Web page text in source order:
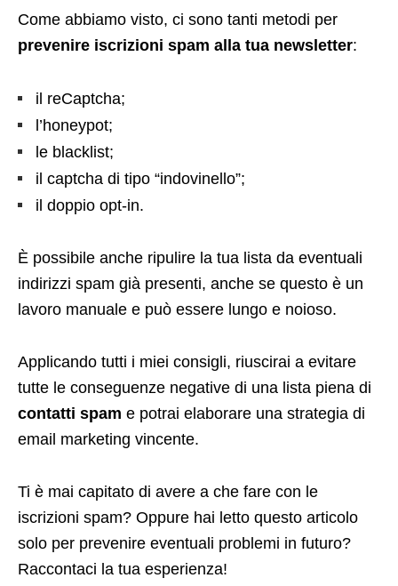
Come abbiamo visto, ci sono tanti metodi per
prevenire iscrizioni spam alla tua newsletter:
il reCaptcha;
l’honeypot;
le blacklist;
il captcha di tipo “indovinello”;
il doppio opt-in.
È possibile anche ripulire la tua lista da eventuali
indirizzi spam già presenti, anche se questo è un
lavoro manuale e può essere lungo e noioso.
Applicando tutti i miei consigli, riuscirai a evitare
tutte le conseguenze negative di una lista piena di
contatti spam e potrai elaborare una strategia di
email marketing vincente.
Ti è mai capitato di avere a che fare con le
iscrizioni spam? Oppure hai letto questo articolo
solo per prevenire eventuali problemi in futuro?
Raccontaci la tua esperienza!